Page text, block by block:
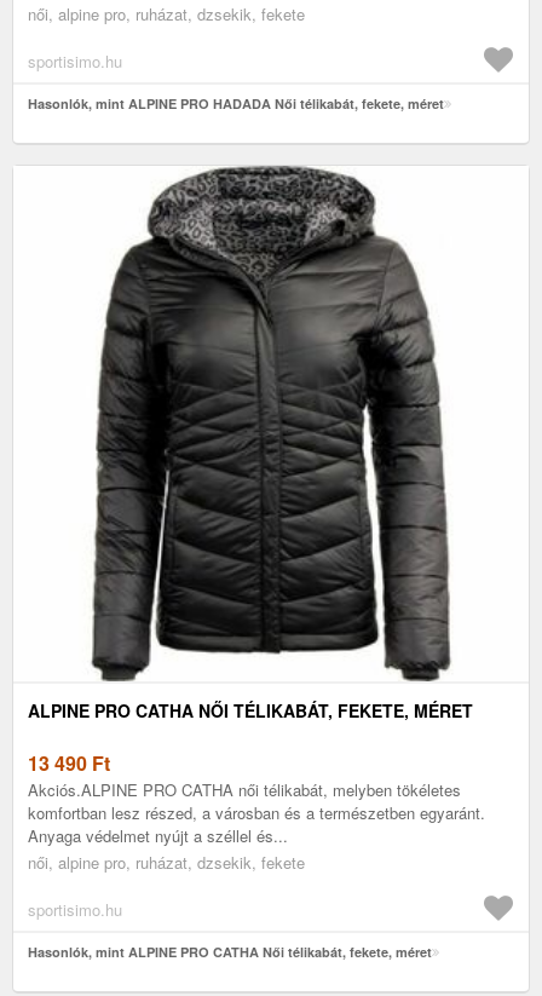
női, alpine pro, ruházat, dzsekik, fekete
sportisimo.hu
Hasonlók, mint ALPINE PRO HADADA Női télikabát, fekete, méret
ALPINE PRO CATHA NŐI TÉLIKABÁT, FEKETE, MÉRET
13 490 Ft
Akciós.ALPINE PRO CATHA női télikabát, melyben tökéletes
komfortban lesz részed, a városban és a természetben egyaránt.
Anyaga védelmet nyújt a széllel és...
női, alpine pro, ruházat, dzsekik, fekete
sportisimo.hu
Hasonlók, mint ALPINE PRO CATHA Női télikabát, fekete, méret